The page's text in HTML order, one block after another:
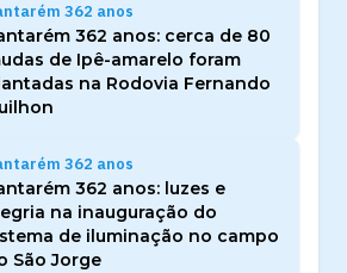
362 anos
362 anos: cerca de 80
de Ipê-amarelo foram
na Rodovia Fernando
362 anos
362 anos: luzes e
na inauguração do
de iluminação no campo
São Jorge